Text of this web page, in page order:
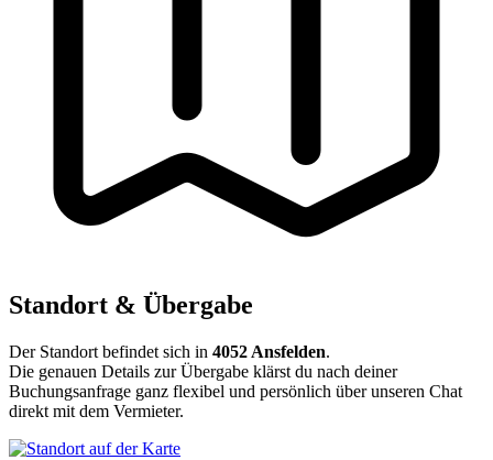
Standort & Übergabe
Der Standort befindet sich in 4052 Ansfelden.
Die genauen Details zur Übergabe klärst du nach deiner
Buchungsanfrage ganz flexibel und persönlich über unseren Chat
direkt mit dem Vermieter.